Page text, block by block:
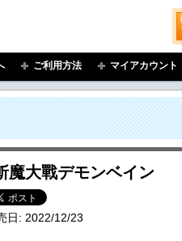
ご利用方法 マイアカウント
魔大戰デモンベイン
日: 2022/12/23